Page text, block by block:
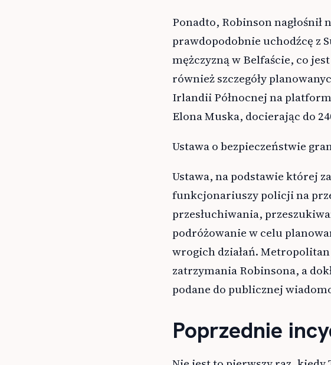
Ponadto, Robinson
prawdopodobnie uchodźcę z
mężczyzną w Belfaście, co
również szczegóły
Irlandii Północnej na
Elona Muska, docierając do
Ustawa o bezpieczeństwie
Ustawa, na podstawie której
funkcjonariuszy policji na
przesłuchiwania,
podróżowanie w celu
wrogich działań.
zatrzymania Robinsona, a
podane do publicznej
Poprzednie